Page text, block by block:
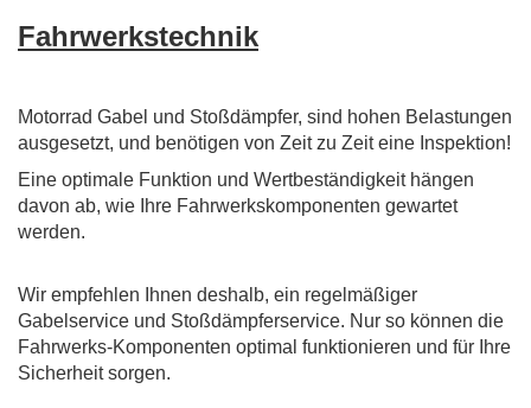
Fahrwerkstechnik
Motorrad Gabel und Stoßdämpfer, sind hohen Belastungen
ausgesetzt, und benötigen von Zeit zu Zeit eine Inspektion!
Eine optimale Funktion und Wertbeständigkeit hängen
davon ab, wie Ihre Fahrwerkskomponenten gewartet
werden.
Wir empfehlen Ihnen deshalb, ein regelmäßiger
Gabelservice und Stoßdämpferservice. Nur so können die
Fahrwerks-Komponenten optimal funktionieren und für Ihre
Sicherheit sorgen.